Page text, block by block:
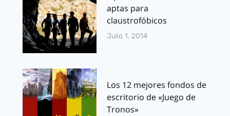
aptas para
claustrofóbicos
Julio 1, 2014
Los 12 mejores fondos de
escritorio de «Juego de
Tronos»